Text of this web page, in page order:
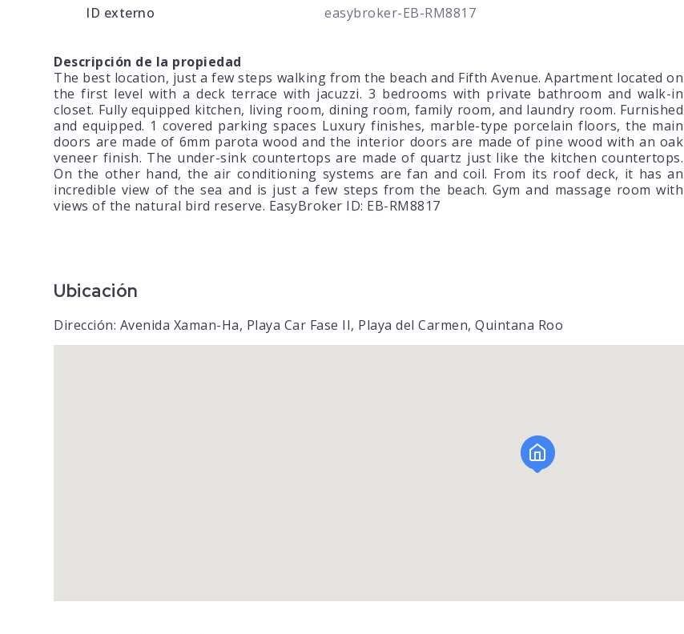
ID externo easybroker-EB-RM8817
Descripción de la propiedad
The best location, just a few steps walking from the beach and Fifth Avenue. Apartment located on
the first level with a deck terrace with jacuzzi. 3 bedrooms with private bathroom and walk-in
closet. Fully equipped kitchen, living room, dining room, family room, and laundry room. Furnished
and equipped. 1 covered parking spaces Luxury finishes, marble-type porcelain floors, the main
doors are made of 6mm parota wood and the interior doors are made of pine wood with an oak
veneer finish. The under-sink countertops are made of quartz just like the kitchen countertops.
On the other hand, the air conditioning systems are fan and coil. From its roof deck, it has an
incredible view of the sea and is just a few steps from the beach. Gym and massage room with
views of the natural bird reserve. EasyBroker ID: EB-RM8817
Ubicación
Dirección: Avenida Xaman-Ha, Playa Car Fase II, Playa del Carmen, Quintana Roo